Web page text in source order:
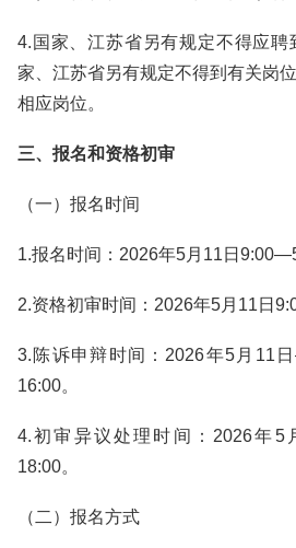
4.国家、江苏省另有规定不得应聘
家、江苏省另有规定不得到有关岗
相应岗位。
三、报名和资格初审
（一）报名时间
1.报名时间：2026年5月11日
2.资格初审时间：2026年5月11日
3.陈诉申辩时间：2026年5月11
16:00。
4.初审异议处理时间：2026年5
18:00。
（二）报名方式